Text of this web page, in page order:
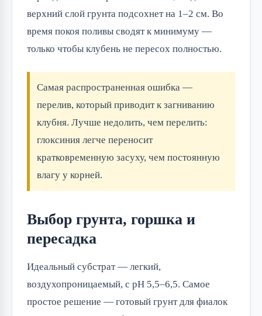
верхний слой грунта подсохнет на 1–2 см. Во
время покоя поливы сводят к минимуму —
только чтобы клубень не пересох полностью.
Самая распространенная ошибка —
перелив, который приводит к загниванию
клубня. Лучше недолить, чем перелить:
глоксиния легче переносит
кратковременную засуху, чем постоянную
влагу у корней.
Выбор грунта, горшка и
пересадка
Идеальный субстрат — легкий,
воздухопроницаемый, с pH 5,5–6,5. Самое
простое решение — готовый грунт для фиалок